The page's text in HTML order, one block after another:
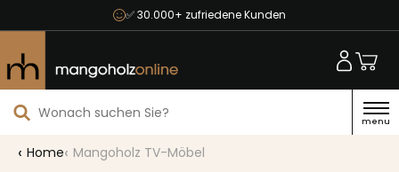
✅ 30.000+ zufriedene Kunden
menu
Home Mangoholz TV-Möbel